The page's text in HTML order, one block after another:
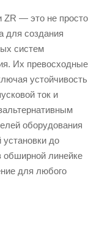
ZR — это не просто
для создания
систем
Их превосходные
устойчивость
ток и
оборудования
до
линейке
для любого